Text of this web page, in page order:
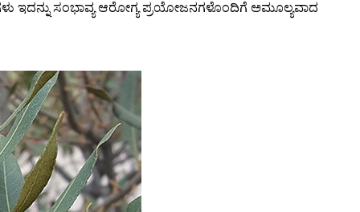
ಇದನ್ನು ಸಂಭಾವ್ಯ ಆರೋಗ್ಯ ಪ್ರಯೋಜನಗಳೊಂದಿಗೆ ಅಮೂಲ್ಯವಾದ